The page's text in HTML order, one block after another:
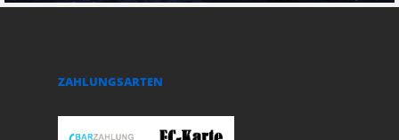
ZAHLUNGSARTEN